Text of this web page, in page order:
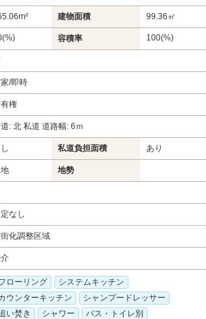
建物面積 99.36㎡
容積率 100(%)
/即時
権
: 北 私道 道路幅: 6ｍ
私道負担面積 あり
地勢
なし
化調整区域
ローリング
システムキッチン
ウンターキッチン
シャンプードレッサー
い焚き
シャワー
バス・トイレ別